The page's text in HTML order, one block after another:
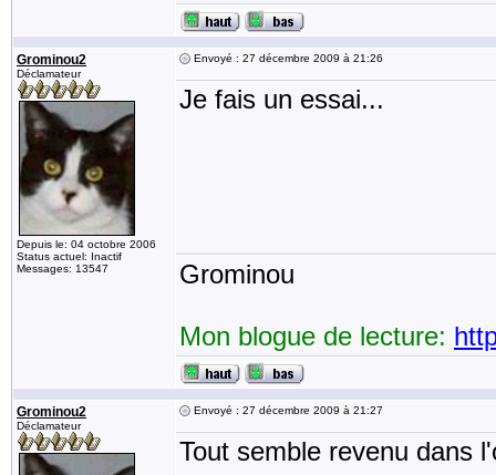
Grominou2
Déclamateur
Depuis le: 04 octobre 2006
Status actuel: Inactif
Messages: 13547
Envoyé : 27 décembre 2009 à 21:26
Je fais un essai...
Grominou
Mon blogue de lecture:
Grominou2
Déclamateur
Envoyé : 27 décembre 2009 à 21:27
Tout semble revenu dans